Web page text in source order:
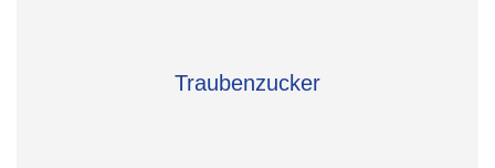
Traubenzucker